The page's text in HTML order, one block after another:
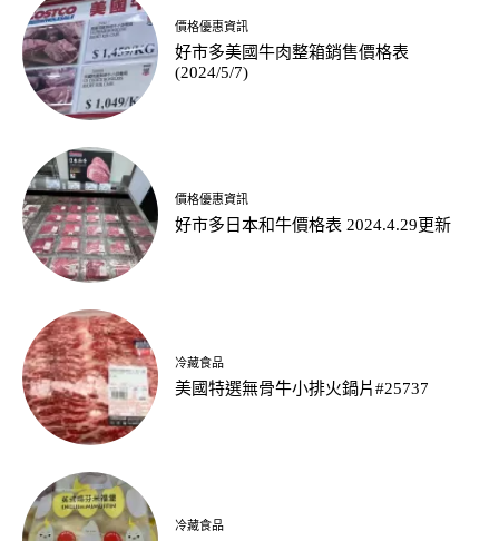
價格優惠資訊
好市多美國牛肉整箱銷售價格表
(2024/5/7)
價格優惠資訊
好市多日本和牛價格表 2024.4.29更新
冷藏食品
美國特選無骨牛小排火鍋片#25737
冷藏食品